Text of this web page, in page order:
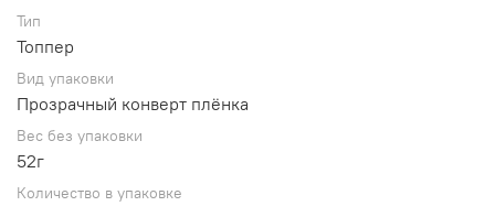
Тип
Топпер
Вид упаковки
Прозрачный конверт плёнка
Вес без упаковки
52г
Количество в упаковке